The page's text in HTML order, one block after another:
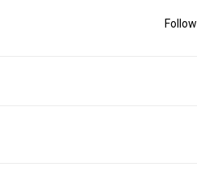
Follow